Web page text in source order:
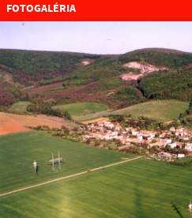
FOTOGALÉRIA